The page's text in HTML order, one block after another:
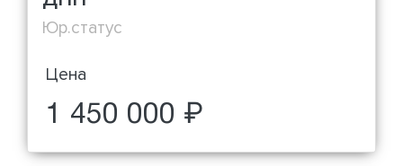
Юр.статус
Цена
1 450 000 ₽